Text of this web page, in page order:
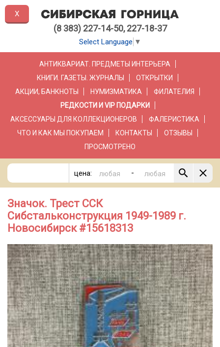
(8 383) 227-14-50, 227-18-37
Select Language ▼
АНТИКВАРИАТ. ПРЕДМЕТЫ ИНТЕРЬЕРА
КНИГИ. ГАЗЕТЫ. ЖУРНАЛЫ
ОТКРЫТКИ
АКЦИИ, БАНКНОТЫ
НУМИЗМАТИКА
ФИЛАТЕЛИЯ
РЕДКОСТИ И VIP ПОДАРКИ
АКСЕССУАРЫ ДЛЯ КОЛЛЕКЦИОНЕРОВ
ФАЛЕРИСТИКА
ЧТО И КАК МЫ ПОКУПАЕМ
КОНТАКТЫ
ОТЗЫВЫ
ПРОСМОТРЕНО
цена: -
Значок. Трест ССК
Сибстальконструкция 1949-1989 г.
Новосибирск #15618313
X